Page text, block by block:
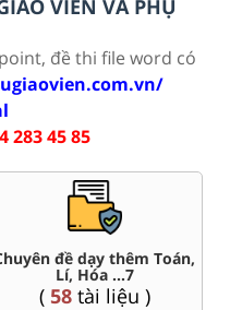
VIÊN VÀ PHỤ
đề thi file word có
283 45 85
đề dạy thêm Toán,
Lí, Hóa ...7
( 58tài liệu )